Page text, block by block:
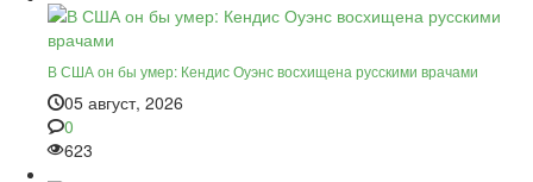
В США он бы умер: Кендис Оуэнс восхищена русскими врачами
05 август, 2026
0
623